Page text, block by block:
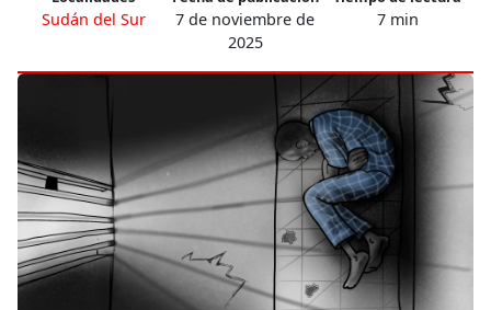
Sudán del Sur
7 de noviembre de
2025
7 min